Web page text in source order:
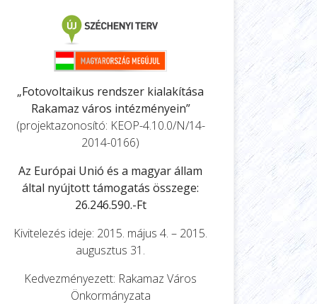
„Fotovoltaikus rendszer kialakítása
Rakamaz város intézményein”
(projektazonosító: KEOP-4.10.0/N/14-
2014-0166)
Az Európai Unió és a magyar állam
által nyújtott támogatás összege:
26.246.590.-Ft
Kivitelezés ideje: 2015. május 4. – 2015.
augusztus 31.
Kedvezményezett: Rakamaz Város
Önkormányzata